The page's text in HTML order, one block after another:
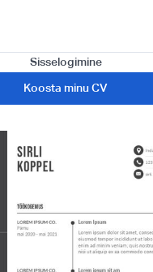
Sisselogimine
Koosta minu CV
ja